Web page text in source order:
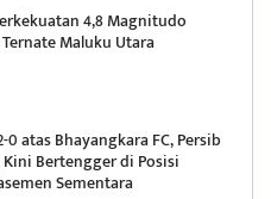
4,8 Magnitudo
Maluku Utara
0 atas Bhayangkara FC, Persib
Bertengger di Posisi
Sementara